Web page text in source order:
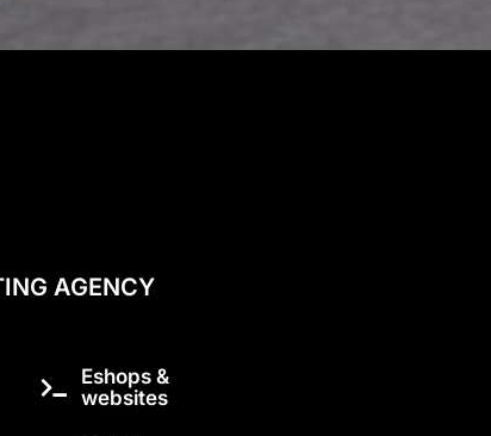
AGENCY
Eshops &
websites